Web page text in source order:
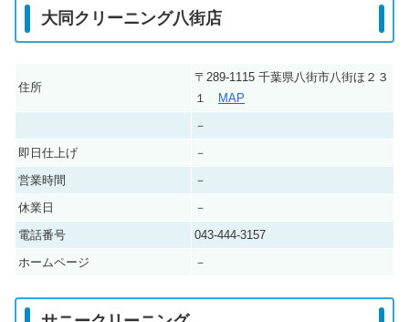
大同クリーニング八街店
住所
〒289-1115 千葉県八街市八街ほ２３
１
MAP
－
即日仕上げ
－
営業時間
－
休業日
－
電話番号
043-444-3157
ホームページ
－